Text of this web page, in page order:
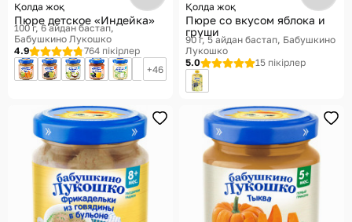
Қолда жоқ
Пюре детское «Индейка»
100 г, 6 айдан бастап
Бабушкино Лукошко
4.9
764 пікірлер
46
Қолда жоқ
Пюре со вкусом яблока и
груши
90 г, 5 айдан бастап Бабушкино
Лукошко
5.0
15 пікірлер